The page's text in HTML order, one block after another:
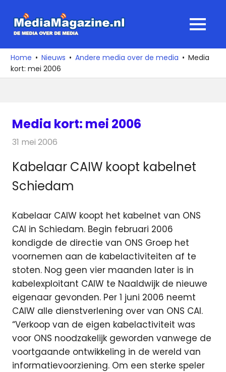
naar
media
over
de
MENU
Home Nieuws Andere media over de media
Media
kort: mei 2006
Media kort: mei 2006
31 mei 2006
Kabelaar CAIW koopt kabelnet
Schiedam
Kabelaar CAIW koopt het kabelnet van ONS
CAI in Schiedam. Begin februari 2006
kondigde de directie van ONS Groep het
voornemen aan de kabelactiviteiten af te
stoten. Nog geen vier maanden later is in
kabelexploitant CAIW te Naaldwijk de nieuwe
eigenaar gevonden. Per 1 juni 2006 neemt
CAIW alle dienstverlening over van ONS CAI.
“Verkoop van de eigen kabelactiviteit was
voor ONS noodzakelijk geworden vanwege de
voortgaande ontwikkeling in de wereld van
informatievoorziening. Om een sterke speler